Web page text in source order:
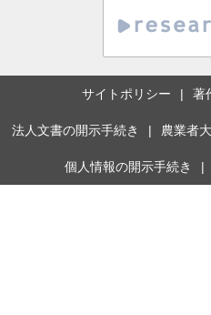
サイトポリシー 著
法人文書の開示手続き 農業者
個人情報の開示手続き